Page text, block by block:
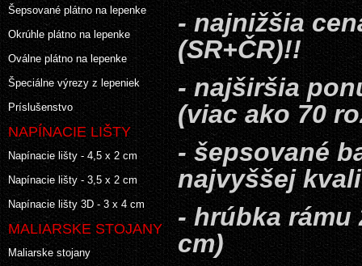
Šepsované plátno na lepenke
Okrúhle plátno na lepenke
Oválne plátno na lepenke
Špeciálne výrezy z lepeniek
Príslušenstvo
NAPÍNACIE LIŠTY
Napínacie lišty - 4,5 x 2 cm
Napínacie lišty - 3,5 x 2 cm
Napínacie lišty 3D - 3 x 4 cm
MALIARSKE STOJANY
Maliarske stojany
- najnižšia
(SR+ČR)!!
- najširšia
(viac ako 70
- šepsované
najvyššej
- hrúbka
cm)